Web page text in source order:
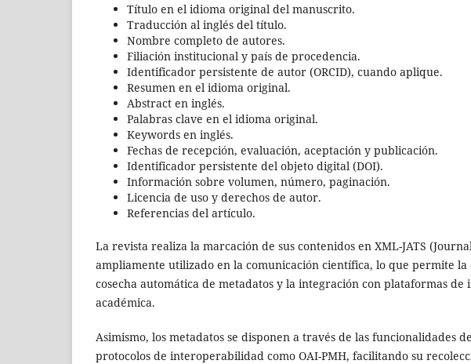
Título en el idioma original del manuscrito.
Traducción al inglés del título.
Nombre completo de autores.
Filiación institucional y país de procedencia.
Identificador persistente de autor (ORCID), cuando aplique.
Resumen en el idioma original.
Abstract en inglés.
Palabras clave en el idioma original.
Keywords en inglés.
Fechas de recepción, evaluación, aceptación y publicación.
Identificador persistente del objeto digital (DOI).
Información sobre volumen, número, paginación.
Licencia de uso y derechos de autor.
Referencias del artículo.
La revista realiza la marcación de sus contenidos en XML-JATS
ampliamente utilizado en la comunicación científica, lo que permite
cosecha automática de metadatos y la integración con plataformas
académica.
Asimismo, los metadatos se disponen a través de las funcionalidades
protocolos de interoperabilidad como OAI-PMH, facilitando su